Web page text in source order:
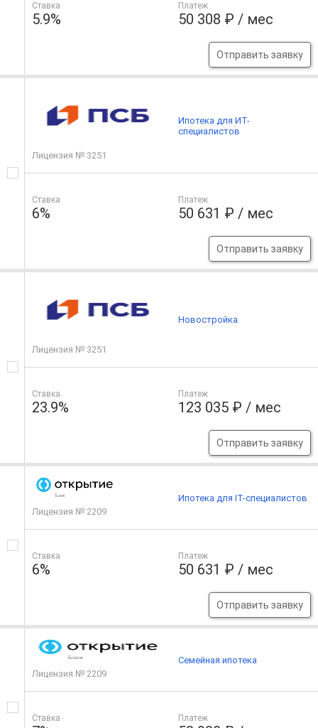
Ставка
5.9%
Платеж
50 308 ₽ / мес
Отправить заявку
Лицензия № 3251
Ставка
6%
Платеж
50 631 ₽ / мес
Отправить заявку
Ипотека для ИТ-
специалистов
Лицензия № 3251
Ставка
23.9%
Платеж
123 035 ₽ / мес
Отправить заявку
Новостройка
Лицензия № 2209
Ставка
6%
Платеж
50 631 ₽ / мес
Отправить заявку
Ипотека для IT-специалистов
Лицензия № 2209
Ставка Платеж
Семейная ипотека